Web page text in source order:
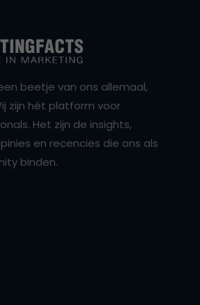
beetje van ons allemaal,
zijn hét platform voor
Het zijn de insights,
en recencies die ons als
binden.